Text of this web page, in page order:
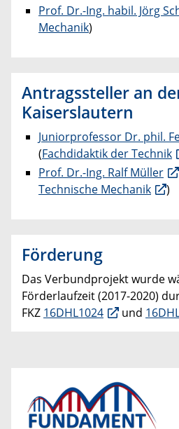
Prof. Dr.-Ing. habil. Jörg
Mechanik)
Antragssteller an
Kaiserslautern
Juniorprofessor Dr. phil.
(Fachdidaktik der Technik
Prof. Dr.-Ing. Ralf Müller
Technische Mechanik
)
Förderung
Das Verbundprojekt wurde
Förderlaufzeit (2017-2020)
FKZ 16DHL1024 und